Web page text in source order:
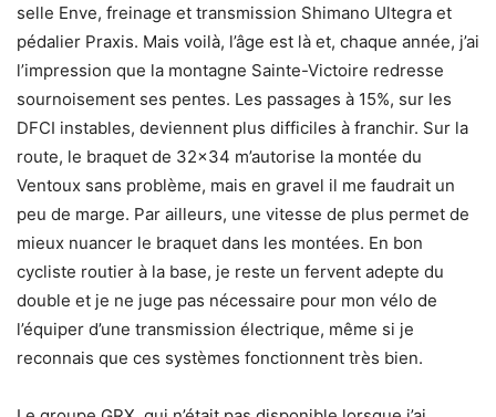
selle Enve, freinage et transmission Shimano Ultegra et
pédalier Praxis. Mais voilà, l’âge est là et, chaque année, j’ai
l’impression que la montagne Sainte-Victoire redresse
sournoisement ses pentes. Les passages à 15%, sur les
DFCI instables, deviennent plus difficiles à franchir. Sur la
route, le braquet de 32×34 m’autorise la montée du
Ventoux sans problème, mais en gravel il me faudrait un
peu de marge. Par ailleurs, une vitesse de plus permet de
mieux nuancer le braquet dans les montées. En bon
cycliste routier à la base, je reste un fervent adepte du
double et je ne juge pas nécessaire pour mon vélo de
l’équiper d’une transmission électrique, même si je
reconnais que ces systèmes fonctionnent très bien.